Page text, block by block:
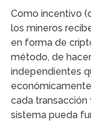
Como incentivo
los mineros
en forma de
método, de
independientes
cada transacción
sistema pueda